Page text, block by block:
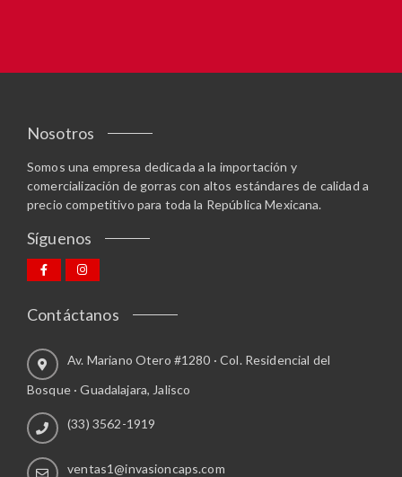
Nosotros
Somos una empresa dedicada a la importación y
comercialización de gorras con altos estándares de calidad a
precio competitivo para toda la República Mexicana.
Síguenos
Contáctanos
Av. Mariano Otero #1280 · Col. Residencial del
Bosque · Guadalajara, Jalisco
(33) 3562-1919
ventas1@invasioncaps.com